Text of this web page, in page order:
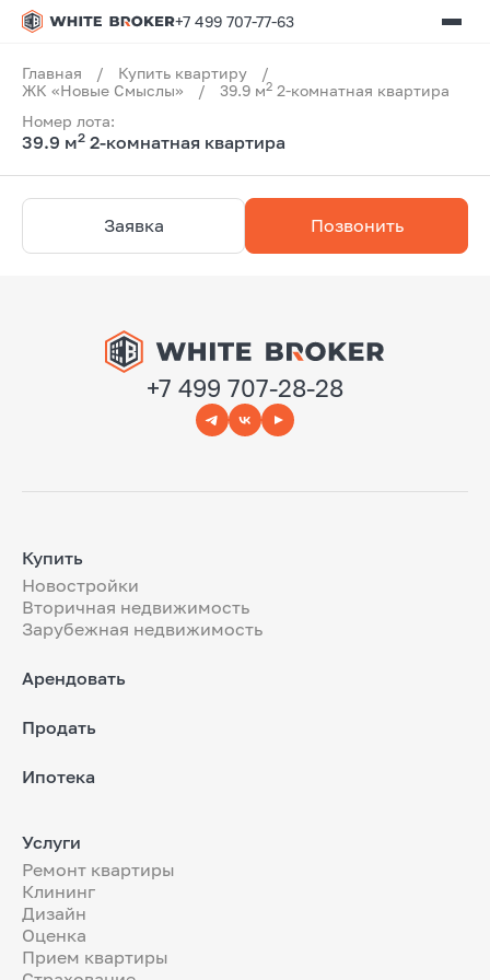
+7 499 707-77-63
Главная / Купить квартиру
/
ЖК «Новые Смыслы»
/ 39.9 м2 2-комнатная квартира
Номер лота:
39.9 м2 2-комнатная квартира
Заявка Позвонить
+7 499 707-28-28
Купить
Новостройки
Вторичная недвижимость
Зарубежная недвижимость
Арендовать
Продать
Ипотека
Услуги
Ремонт квартиры
Клининг
Дизайн
Оценка
Прием квартиры